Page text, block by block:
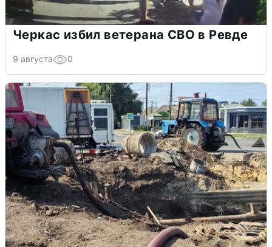
Черкас избил ветерана СВО в Ревде
9 августа 0